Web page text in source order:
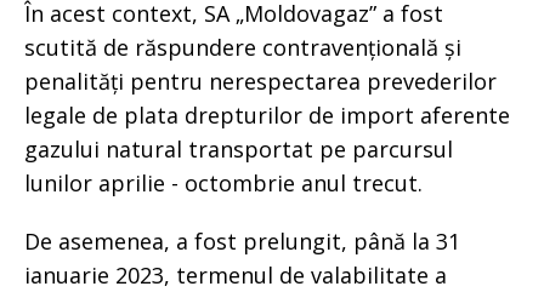
În acest context, SA „Moldovagaz” a fost
scutită de răspundere contravențională și
penalități pentru nerespectarea prevederilor
legale de plata drepturilor de import aferente
gazului natural transportat pe parcursul
lunilor aprilie - octombrie anul trecut.
De asemenea, a fost prelungit, până la 31
ianuarie 2023, termenul de valabilitate a